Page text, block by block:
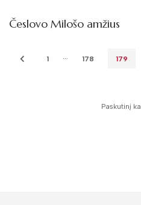
Česlovo Milošo amžius
1 178 179
Paskutinį